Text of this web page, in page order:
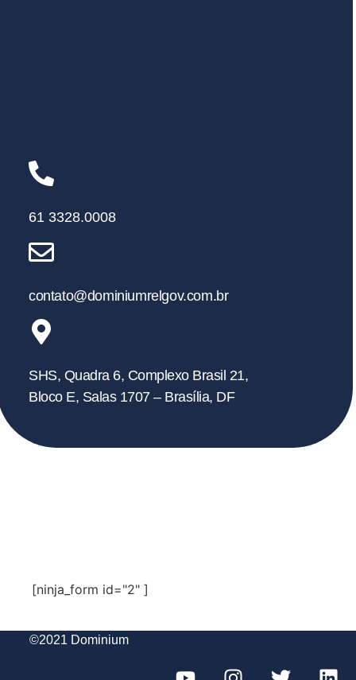
61 3328.0008
contato@dominiumrelgov.com.br
SHS, Quadra 6, Complexo Brasil 21,
Bloco E, Salas 1707 – Brasília, DF
[ninja_form id="2" ]
©2021 Dominium